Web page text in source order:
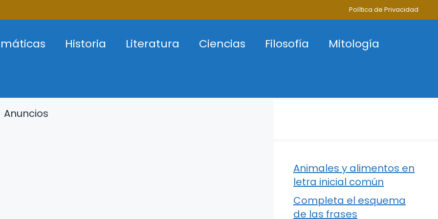
Política de Privacidad
Historia Literatura Ciencias Filosofía
Mitología
Anuncios
Animales y alimentos en
letra inicial común
Completa el esquema
de las frases